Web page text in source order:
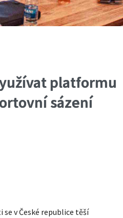
platformu
sázení
v České republice těší